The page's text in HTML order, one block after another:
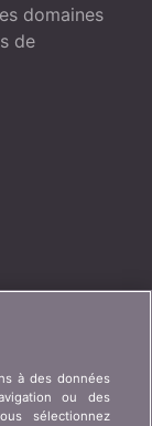
domaines
de
à des données
ou des
sélectionnez